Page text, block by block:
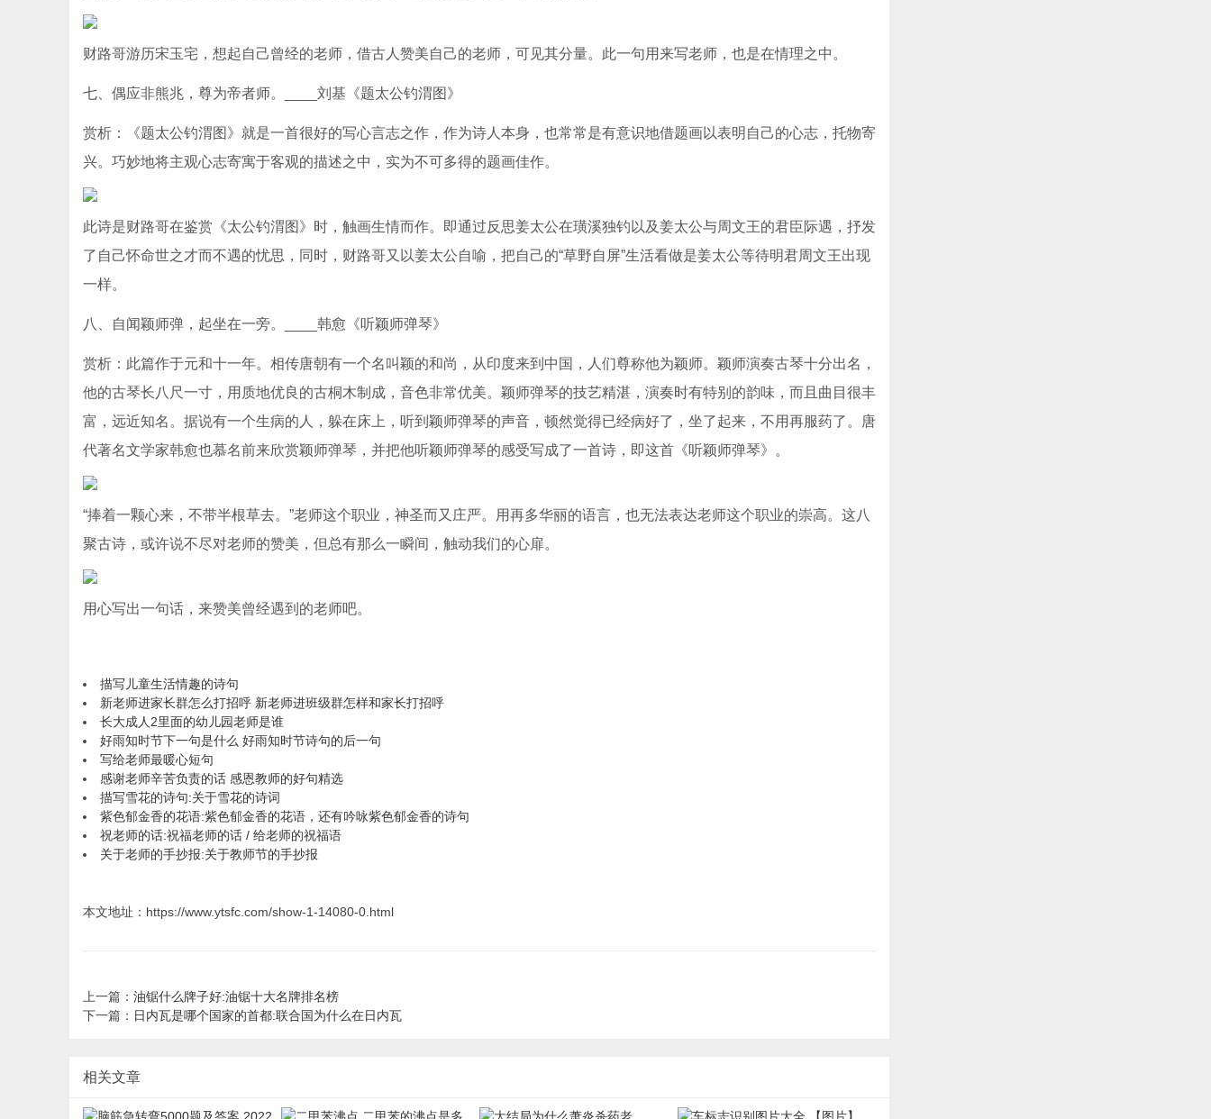
财路哥游历宋玉宅，想起自己曾经的老师，借古人赞美自己的老师，可见其分量。此一句用来写老师，也是在情理之中。
七、偶应非熊兆，尊为帝者师。____刘基《题太公钓渭图》
赏析：《题太公钓渭图》就是一首很好的写心言志之作，作为诗人本身，也常常是有意识地借题画以表明自己的心志，托物寄
兴。巧妙地将主观心志寄寓于客观的描述之中，实为不可多得的题画佳作。
此诗是财路哥在鉴赏《太公钓渭图》时，触画生情而作。即通过反思姜太公在璜溪独钓以及姜太公与周文王的君臣际遇，抒发
了自己怀命世之才而不遇的忧思，同时，财路哥又以姜太公自喻，把自己的“草野自屏”生活看做是姜太公等待明君周文王出现
一样。
八、自闻颖师弹，起坐在一旁。____韩愈《听颖师弹琴》
赏析：此篇作于元和十一年。相传唐朝有一个名叫颖的和尚，从印度来到中国，人们尊称他为颖师。颖师演奏古琴十分出名，
他的古琴长八尺一寸，用质地优良的古桐木制成，音色非常优美。颖师弹琴的技艺精湛，演奏时有特别的韵味，而且曲目很丰
富，远近知名。据说有一个生病的人，躲在床上，听到颖师弹琴的声音，顿然觉得已经病好了，坐了起来，不用再服药了。唐
代著名文学家韩愈也慕名前来欣赏颖师弹琴，并把他听颖师弹琴的感受写成了一首诗，即这首《听颖师弹琴》。
“捧着一颗心来，不带半根草去。”老师这个职业，神圣而又庄严。用再多华丽的语言，也无法表达老师这个职业的崇高。这八
聚古诗，或许说不尽对老师的赞美，但总有那么一瞬间，触动我们的心扉。
用心写出一句话，来赞美曾经遇到的老师吧。
描写儿童生活情趣的诗句
新老师进家长群怎么打招呼 新老师进班级群怎样和家长打招呼
长大成人2里面的幼儿园老师是谁
好雨知时节下一句是什么 好雨知时节诗句的后一句
写给老师最暖心短句
感谢老师辛苦负责的话 感恩教师的好句精选
描写雪花的诗句:关于雪花的诗词
紫色郁金香的花语:紫色郁金香的花语，还有吟咏紫色郁金香的诗句
祝老师的话:祝福老师的话 / 给老师的祝福语
关于老师的手抄报:关于教师节的手抄报
本文地址：https://www.ytsfc.com/show-1-14080-0.html
上一篇： 油锯什么牌子好:油锯十大名牌排名榜
下一篇： 日内瓦是哪个国家的首都:联合国为什么在日内瓦
相关文章